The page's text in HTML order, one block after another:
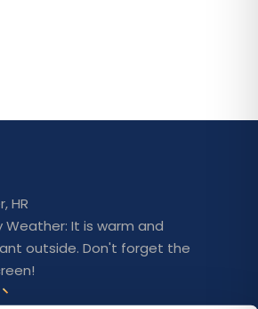
HR
Weather: It is warm and
outside. Don't forget the